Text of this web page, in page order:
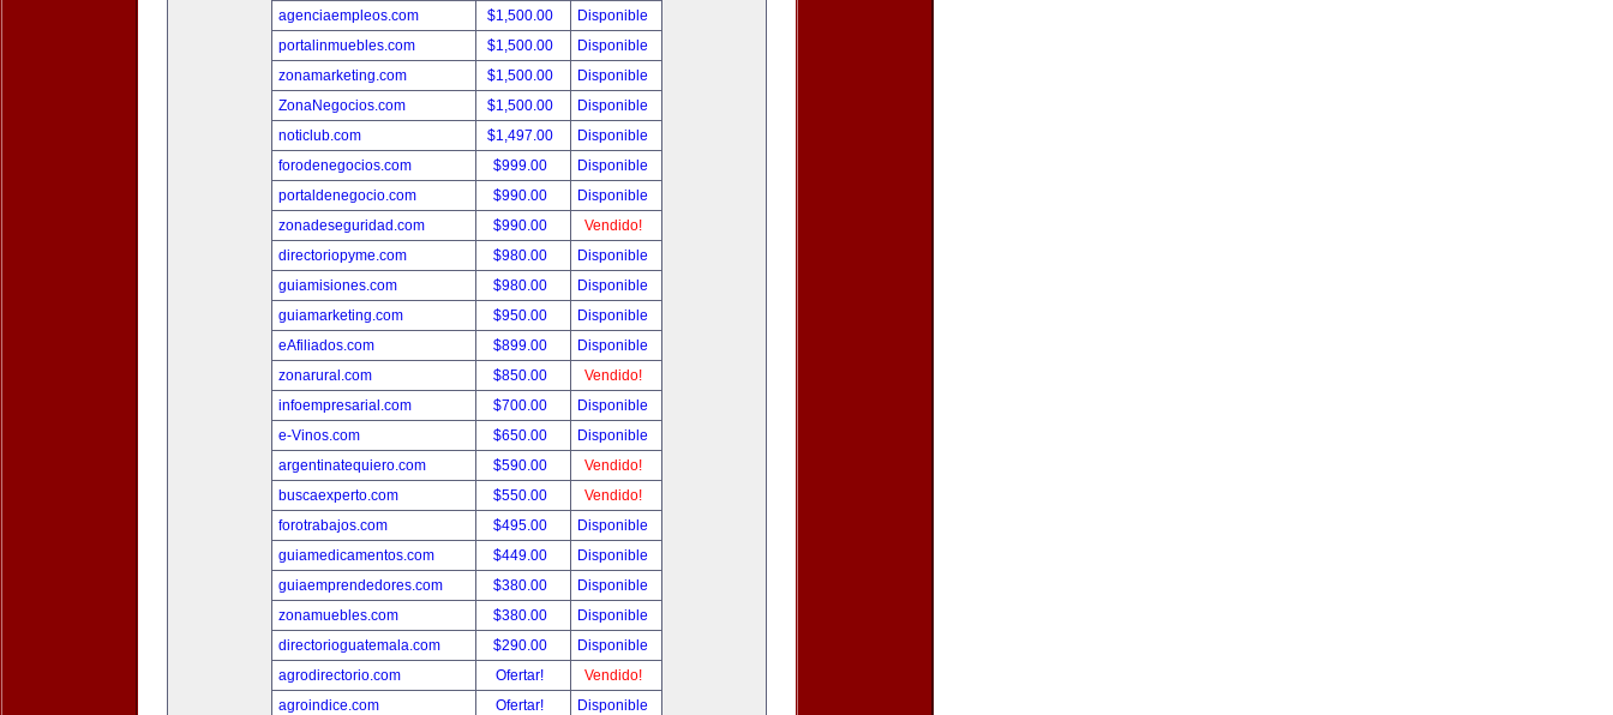
agenciaempleos.com
$1,500.00
Disponible
portalinmuebles.com
$1,500.00
Disponible
zonamarketing.com
$1,500.00
Disponible
ZonaNegocios.com
$1,500.00
Disponible
noticlub.com
$1,497.00
Disponible
forodenegocios.com
$999.00
Disponible
portaldenegocio.com
$990.00
Disponible
zonadeseguridad.com
$990.00
Vendido!
directoriopyme.com
$980.00
Disponible
guiamisiones.com
$980.00
Disponible
guiamarketing.com
$950.00
Disponible
eAfiliados.com
$899.00
Disponible
zonarural.com
$850.00
Vendido!
infoempresarial.com
$700.00
Disponible
e-Vinos.com
$650.00
Disponible
argentinatequiero.com
$590.00
Vendido!
buscaexperto.com
$550.00
Vendido!
forotrabajos.com
$495.00
Disponible
guiamedicamentos.com
$449.00
Disponible
guiaemprendedores.com
$380.00
Disponible
zonamuebles.com
$380.00
Disponible
directorioguatemala.com
$290.00
Disponible
agrodirectorio.com
Ofertar!
Vendido!
agroindice.com
Ofertar!
Disponible